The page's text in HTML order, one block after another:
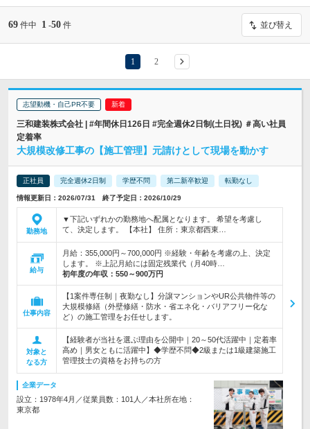
69 件中 1 -50 件 並び替え
1 2
志望動機・自己PR不要
三和建装株式会社 | #年間休日126日 #完全週休2日制(土日祝) ＃高い社員
定着率
大規模改修工事の【施工管理】元請けとして現場を動かす
正社員 完全週休2日制 学歴不問 第二新卒歓迎 転勤なし
情報更新日：2026/07/31 終了予定日：2026/10/29
勤務地
▼下記いずれかの勤務地へ配属となります。 希望を考慮し
て、決定します。 【本社】 住所：東京都西東…
給与
月給：355,000円～700,000円 ※経験・年齢を考慮の上、決定
します。 ※上記月給には固定残業代（月40時…
初年度の年収： 550～900万円
仕事内容
【1案件専任制｜夜勤なし】分譲マンションやUR公共物件等の
大規模修繕（外壁修繕・防水・省エネ化・バリアフリー化な
ど）の施工管理をお任せします。
対象と
なる方
【経験者が当社を選ぶ理由を公開中｜20～50代活躍中｜定着率
高め｜男女ともに活躍中】◆学歴不問◆2級または1級建築施工
管理技士の資格をお持ちの方
企業データ
設立：1978年4月／従業員数：101人／本社所在地：
東京都